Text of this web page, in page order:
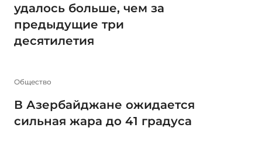
удалось больше, чем за
предыдущие три
десятилетия
Общество
В Азербайджане ожидается
сильная жара до 41 градуса